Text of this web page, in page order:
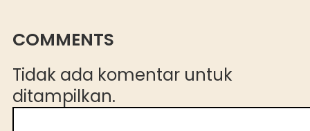
COMMENTS
Tidak ada komentar untuk
ditampilkan.